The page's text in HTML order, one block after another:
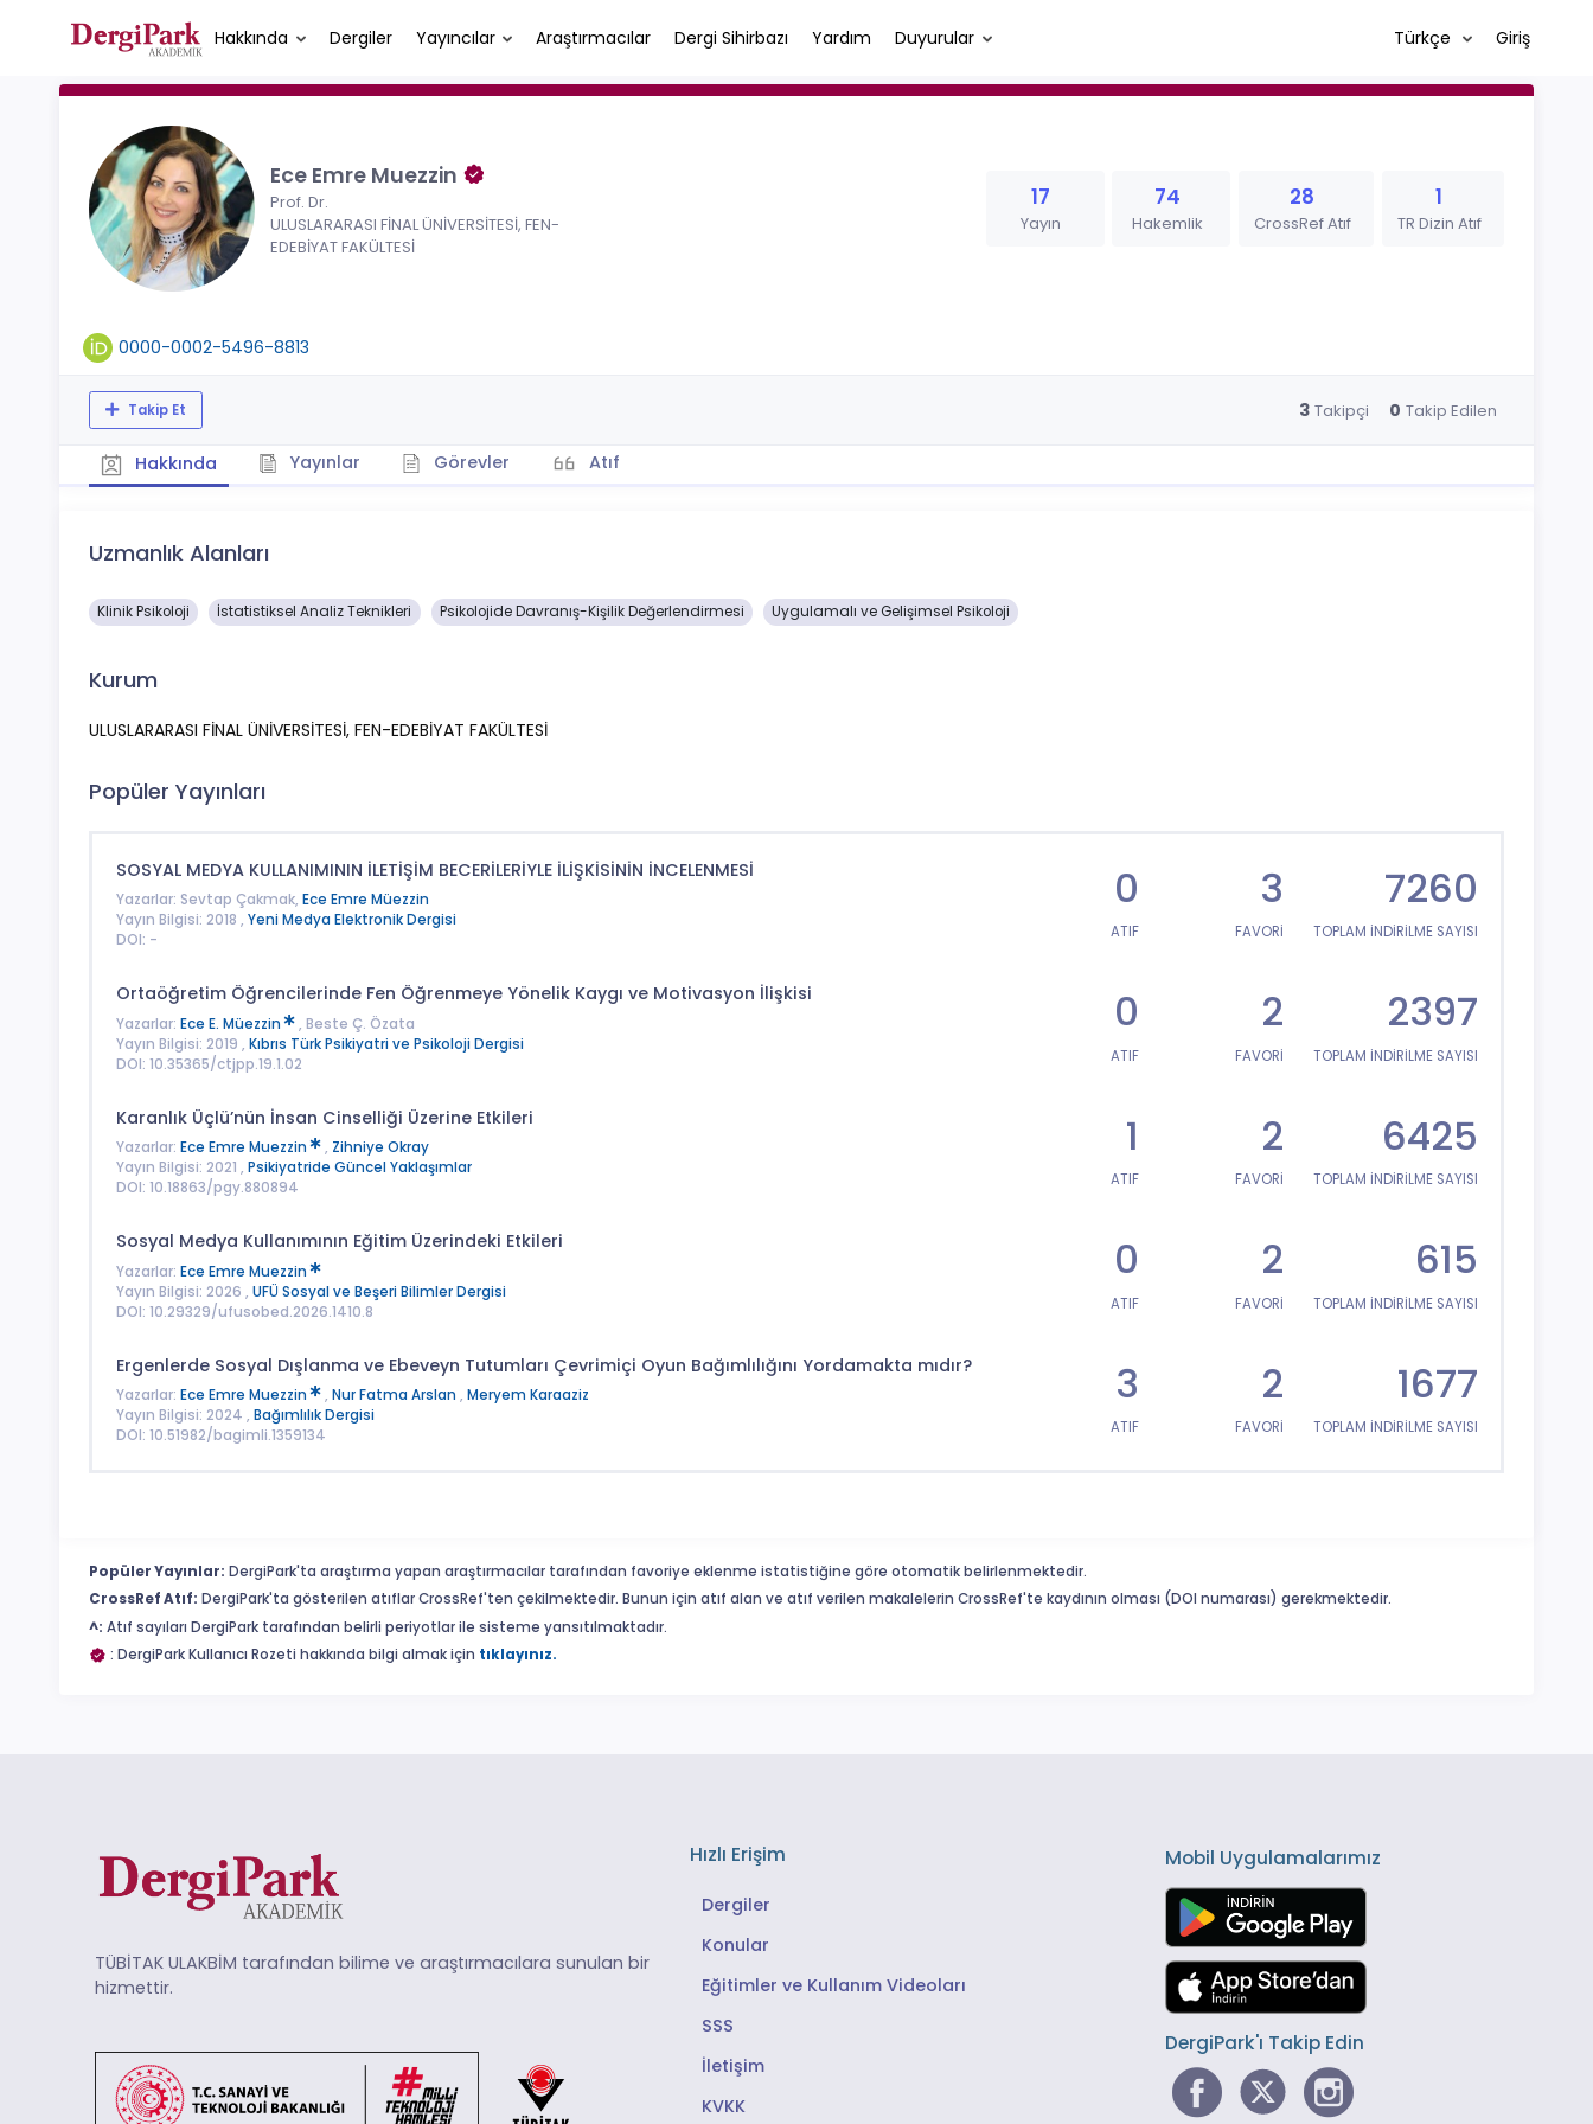
Hakkında Dergiler Yayıncılar Araştırmacılar Dergi Sihirbazı Yardım Duyurular Türkçe Giriş
Ece Emre Muezzin
Prof. Dr.
ULUSLARARASI FİNAL ÜNİVERSİTESİ, FEN-
EDEBİYAT FAKÜLTESİ
17
Yayın
74
Hakemlik
28
CrossRef Atıf
1
TR Dizin Atıf
0000-0002-5496-8813
Takip Et 3 Takipçi 0 Takip Edilen
Hakkında Yayınlar Görevler Atıf
Uzmanlık Alanları
Klinik Psikoloji İstatistiksel Analiz Teknikleri Psikolojide Davranış-Kişilik Değerlendirmesi Uygulamalı ve Gelişimsel Psikoloji
Kurum
ULUSLARARASI FİNAL ÜNİVERSİTESİ, FEN-EDEBİYAT FAKÜLTESİ
Popüler Yayınları
SOSYAL MEDYA KULLANIMININ İLETİŞİM BECERİLERİYLE İLİŞKİSİNİN İNCELENMESİ
Yazarlar: Sevtap Çakmak, Ece Emre Müezzin
Yayın Bilgisi: 2018 , Yeni Medya Elektronik Dergisi
DOI: -
0
ATIF
3
FAVORİ
7260
TOPLAM İNDİRİLME SAYISI
Ortaöğretim Öğrencilerinde Fen Öğrenmeye Yönelik Kaygı ve Motivasyon İlişkisi
Yazarlar: Ece E. Müezzin
, Beste Ç. Özata
Yayın Bilgisi: 2019 , Kıbrıs Türk Psikiyatri ve Psikoloji Dergisi
DOI: 10.35365/ctjpp.19.1.02
0
ATIF
2
FAVORİ
2397
TOPLAM İNDİRİLME SAYISI
Karanlık Üçlü’nün İnsan Cinselliği Üzerine Etkileri
Yazarlar: Ece Emre Muezzin , Zihniye Okray
Yayın Bilgisi: 2021 , Psikiyatride Güncel Yaklaşımlar
DOI: 10.18863/pgy.880894
1
ATIF
2
FAVORİ
6425
TOPLAM İNDİRİLME SAYISI
Sosyal Medya Kullanımının Eğitim Üzerindeki Etkileri
Yazarlar: Ece Emre Muezzin
Yayın Bilgisi: 2026 , UFÜ Sosyal ve Beşeri Bilimler Dergisi
DOI: 10.29329/ufusobed.2026.1410.8
0
ATIF
2
FAVORİ
615
TOPLAM İNDİRİLME SAYISI
Ergenlerde Sosyal Dışlanma ve Ebeveyn Tutumları Çevrimiçi Oyun Bağımlılığını Yordamakta mıdır?
Yazarlar: Ece Emre Muezzin , Nur Fatma Arslan , Meryem Karaaziz
Yayın Bilgisi: 2024 , Bağımlılık Dergisi
DOI: 10.51982/bagimli.1359134
3
ATIF
2
FAVORİ
1677
TOPLAM İNDİRİLME SAYISI
Popüler Yayınlar: DergiPark'ta araştırma yapan araştırmacılar tarafından favoriye eklenme istatistiğine göre otomatik belirlenmektedir.
CrossRef Atıf: DergiPark'ta gösterilen atıflar CrossRef'ten çekilmektedir. Bunun için atıf alan ve atıf verilen makalelerin CrossRef'te kaydının olması (DOI numarası) gerekmektedir.
^: Atıf sayıları DergiPark tarafından belirli periyotlar ile sisteme yansıtılmaktadır.
: DergiPark Kullanıcı Rozeti hakkında bilgi almak için tıklayınız.
TÜBİTAK ULAKBİM tarafından bilime ve araştırmacılara sunulan bir
hizmettir.
Hızlı Erişim
Dergiler
Konular
Eğitimler ve Kullanım Videoları
SSS
İletişim
KVKK
Mobil Uygulamalarımız
DergiPark'ı Takip Edin